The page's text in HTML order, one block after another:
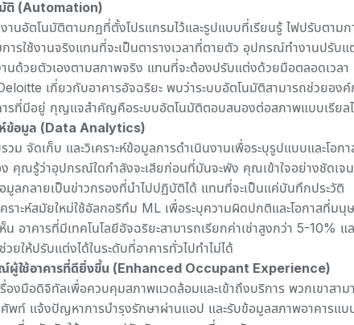
มัติ (Automation)
านอัตโนมัติตามกฎที่ตั้งโปรแกรมไว้และรูปแบบที่เรียนรู้ ไฟปรับตาม
ารใช้งานจริงแทนที่จะเป็นตารางเวลาที่ตายตัว อุปกรณ์ทำงานปรับแ
านด้วยตัวเองตามสภาพจริง แทนที่จะต้องปรับแต่งด้วยมือตลอดเวลา
เกี่ยวกับอาคารอัจฉริยะ พบว่าระบบอัตโนมัติสามารถช่วยอง
ารที่มีอยู่ กุญแจสำคัญคือระบบอัตโนมัติตอบสนองต่อสภาพแบบเรียลไ
ห์ข้อมูล (Data Analytics)
วม จัดเก็บ และวิเคราะห์ข้อมูลการดำเนินงานเพื่อระบุรูปแบบและโอ
คุณรู้ว่าอุปกรณ์ใดกำลังจะเสียก่อนที่มันจะพัง คุณเข้าใจอย่างชัดเจน
ลกลายเป็นข่าวกรองที่นำไปปฏิบัติได้ แทนที่จะเป็นแค่บันทึกประวัติ
ราะห์สมัยใหม่ใช้อัลกอริทึม ML เพื่อระบุความผิดปกติและโอกาสที่ม
น อาคารที่มีเทคโนโลยีอัจฉริยะสามารถเรียกค่าเช่าสูงกว่า 5-10%
วยให้ปรับแต่งได้ในระดับที่อาคารทั่วไปทำไม่ได้
ผู้ใช้อาคารที่ดียิ่งขึ้น (Enhanced Occupant Experience)
รื่องมือดิจิทัลเพื่อควบคุมสภาพแวดล้อมและเข้าถึงบริการ พวกเขาส
ศัพท์ แจ้งปัญหาการบำรุงรักษาผ่านแอป และรับข้อมูลสภาพอาคารแ